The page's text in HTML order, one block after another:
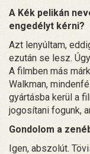
A Kék pelikán
engedélyt kérni?
Azt lenyúltam,
ezután se lesz.
A filmben más
Walkman,
gyártásba kerül a
jogosítani fogunk,
Gondolom a
Igen, abszolút.